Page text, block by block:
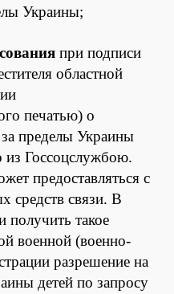
Украины;
при подписи
областной
печатью) о
пределы Украины
из Госсоцслужбою.
предоставляться с
средств связи. В
получить такое
военной (военно-
разрешение на
детей по запросу